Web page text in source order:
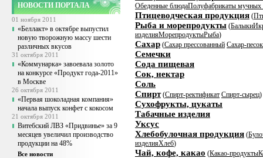
НОВОСТИ ПОРТАЛА
01 ноября 2011
«Беллакт» в октябре выпустил
новую творожную массу шести
различных вкусов
31 октября 2011
«Коммунарка» завоевала золото
на конкурсе «Продукт года-2011»
в Москве
26 октября 2011
«Первая шоколадная компания»
начала выпуск конфет с кокосом
21 октября 2011
Витебский ЛВЗ «Придвинье» за 9
месяцев увеличил производство
продукции на 48%
Все новости
Обеденные блюдаПолуфабрикаты мучных
Птицеводческая продукция (
Рыба и морепродукты (Балыки
изделияМорепродуктыРыба)
Сахар (Сахар прессованный Сахар-песок
Семечки
Сода пищевая
Сок, нектар
Соль
Спирт(Спирт-ректификат Спирт-сырец)
Сухофрукты, цукаты
Табачные изделия
Уксус
Хлебобулочная продукция (
изделияХлеб)
Чай, кофе, какао (Какао-продукты